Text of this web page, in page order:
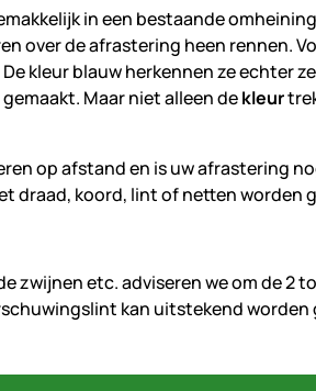
in een bestaande
over de afrastering heen rennen.
kleur blauw herkennen ze echter
Maar niet alleen dekleur
op afstand en is uw afrastering
draad, koord, lint of netten worden
zwijnen etc. adviseren we om de 2
kan uitstekend